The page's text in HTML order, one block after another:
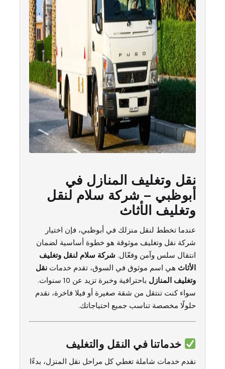
نقل وتغليف المنازل في
أبوظبي – شركة سلام لنقل
وتغليف الأثاث
عندما تخطط لنقل منزلك في أبوظبي، فإن اختيار
شركة نقل وتغليف موثوقة هو خطوة أساسية لضمان
انتقال سلس وآمن وفعّال. شركة سلام لنقل وتغليف
الأثاث هي اسم موثوق في السوق، تقدم خدمات نقل
وتغليف المنازل
باحترافية وخبرة تزيد عن 10 سنوات.
سواء كنت تنتقل من شقة صغيرة أو فيلا فاخرة، نقدم
حلولًا مخصصة تناسب جميع احتياجاتك.
خدماتنا في النقل والتغليف
نقدم خدمات شاملة تغطي كل مراحل نقل المنزل، بدءًا